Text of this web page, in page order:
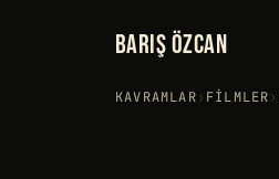
BARIŞ ÖZCAN
KAVRAMLAR› FILMLER›